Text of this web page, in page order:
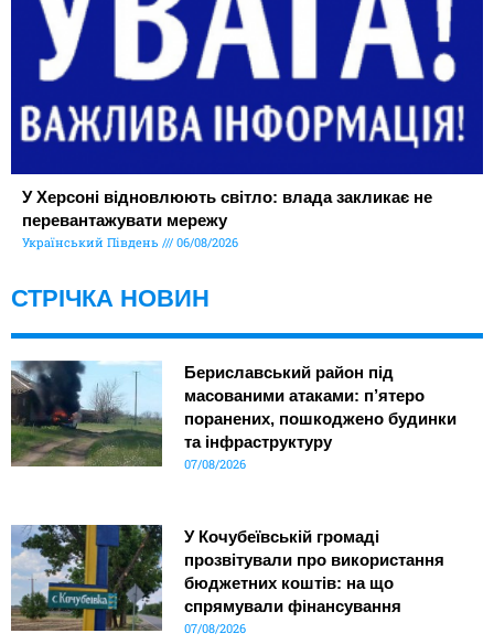
У Херсоні відновлюють світло: влада закликає не
перевантажувати мережу
Український Південь 06/08/2026
СТРІЧКА НОВИН
Бериславський район під
масованими атаками: п’ятеро
поранених, пошкоджено будинки
та інфраструктуру
07/08/2026
У Кочубеївській громаді
прозвітували про використання
бюджетних коштів: на що
спрямували фінансування
07/08/2026